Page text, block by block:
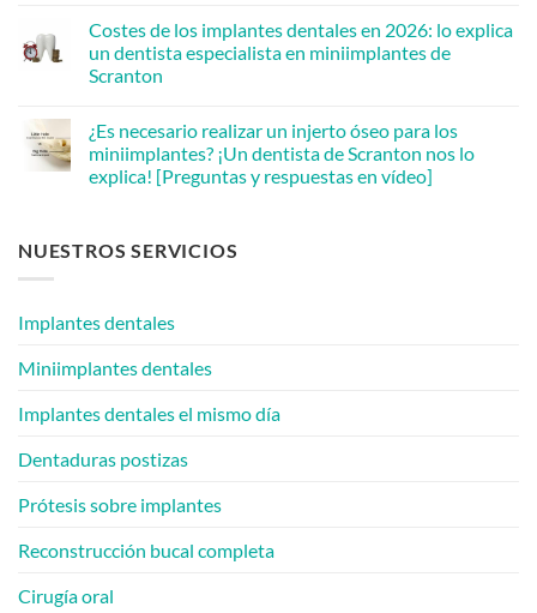
Testimonial]
A
Scranton
Dentist
Can
Help
comentarios
Implant
Dentist
Are
Mini
Implants
Affordable?
Costes de los implantes dentales en 2026: lo explica
un dentista especialista en miniimplantes de
Scranton
comentarios
en
Dental
Implant
Costs
Scranton
Explains
¿Es necesario realizar un injerto óseo para los
miniimplantes? ¡Un dentista de Scranton nos lo
explica! [Preguntas y respuestas en vídeo]
en
Is
for
A
Answers!
NUESTROS SERVICIOS
Implantes dentales
Miniimplantes dentales
Implantes dentales el mismo día
Dentaduras postizas
Prótesis sobre implantes
Reconstrucción bucal completa
Cirugía oral